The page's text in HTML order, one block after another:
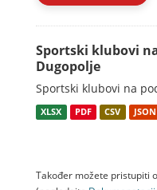
Sportski klubovi
Dugopolje
Sportski klubovi na
XLSX PDF CSV JSON
Također možete pristupiti